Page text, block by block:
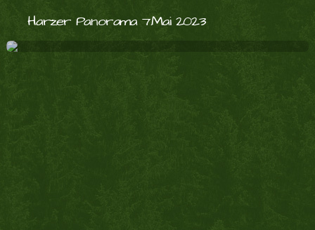
Harzer Panorama 7.Mai 2023